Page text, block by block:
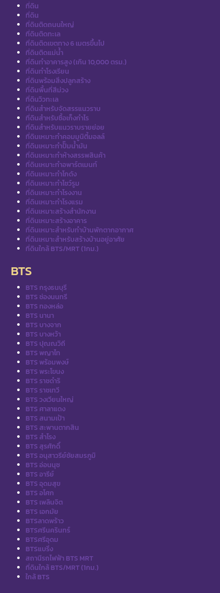
ที่ดิน
ที่ดิน
ที่ดินติดถนนใหญ่
ที่ดินติดทะเล
ที่ดินติดเขตทาง 6 เมตรขึ้นไป
ที่ดินติดแม่น้ำ
ที่ดินทำอาคารสูง (เกิน 10,000 ตรม.)
ที่ดินทำโรงเรียน
ที่ดินพร้อมสิ่งปลูกสร้าง
ที่ดินพื้นที่สีม่วง
ที่ดินวิวทะเล
ที่ดินสำหรับจัดสรรแนวราบ
ที่ดินสำหรับซื้อเก็งกำไร
ที่ดินสำหรับแนวราบรายย่อย
ที่ดินเหมาะทำคอมมูนิตี้มอลล์
ที่ดินเหมาะทำปั๊มน้ำมัน
ที่ดินเหมาะทำห้างสรรพสินค้า
ที่ดินเหมาะทำอพาร์ตเมนท์
ที่ดินเหมาะทำโกดัง
ที่ดินเหมาะทำโชว์รูม
ที่ดินเหมาะทำโรงงาน
ที่ดินเหมาะทำโรงแรม
ที่ดินเหมาะสร้างสำนักงาน
ที่ดินเหมาะสร้างอาคาร
ที่ดินเหมาะสำหรับทำบ้านพักตากอากาศ
ที่ดินเหมาะสำหรับสร้างบ้านอยู่อาศัย
ที่ดินใกล้ BTS/MRT (1กม.)
BTS
BTS กรุงธนบุรี
BTS ช่องนนทรี
BTS ทองหล่อ
BTS นานา
BTS บางจาก
BTS บางหว้า
BTS ปุณณวิถี
BTS พญาไท
BTS พร้อมพงษ์
BTS พระโขนง
BTS ราชดำริ
BTS ราชเทวี
BTS วงเวียนใหญ่
BTS ศาลาแดง
BTS สนามเป้า
BTS สะพานตากสิน
BTS สำโรง
BTS สุรศักดิ์
BTS อนุสาวรีย์ชัยสมรภูมิ
BTS อ่อนนุช
BTS อารีย์
BTS อุดมสุข
BTS อโศก
BTS เพลินจิต
BTS เอกมัย
BTSลาดพร้าว
BTSศรีนครินทร์
BTSศรีอุดม
BTSแบริ่ง
สถานีรถไฟฟ้า BTS MRT
ที่ดินใกล้ BTS/MRT (1กม.)
ใกล้ BTS